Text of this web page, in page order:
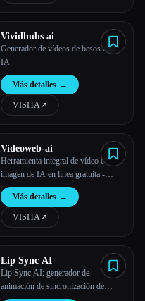
Vividhubs ai
Generador de vídeos de besos con
IA
Más detalles →
VISITA↗︎
Videoweb-ai
Herramienta integral de vídeo e
imagen de IA en línea gratuita -
VideoWeb AI
Más detalles →
VISITA↗︎
Lip Sync AI
Lip Sync AI: generador de
animación de sincronización de